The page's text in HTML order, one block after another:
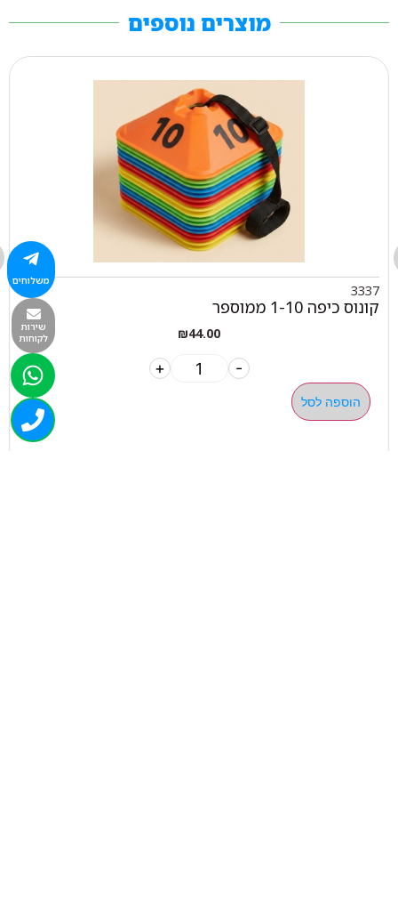
מוצרים נוספים
3337
קונוס כיפה 1-10 ממוספר
₪44.00
-
+
הוספה לסל
משלוחים
שירות
לקוחות